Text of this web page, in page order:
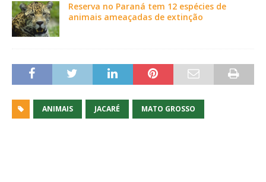
Reserva no Paraná tem 12 espécies de
animais ameaçadas de extinção
ANIMAIS JACARÉ MATO GROSSO